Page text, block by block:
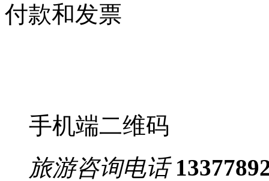
付款和发票
手机端二维码
旅游咨询电话